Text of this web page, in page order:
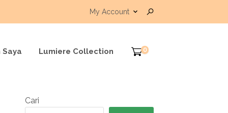
My Account
Saya Lumiere Collection 0
Cari